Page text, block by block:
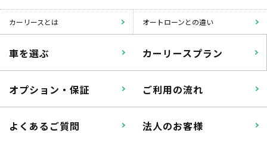
カーリースとは オートローンとの違い
車を選ぶ カーリースプラン
オプション・保証 ご利用の流れ
よくあるご質問 法人のお客様